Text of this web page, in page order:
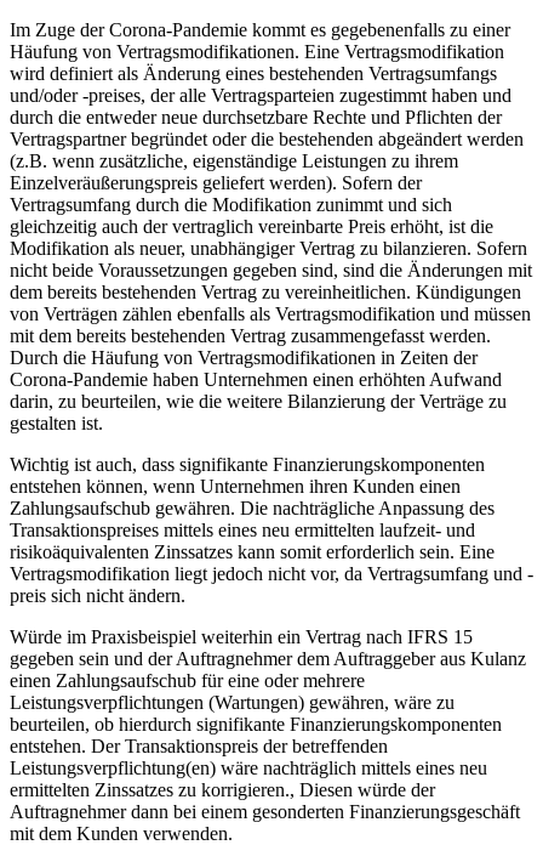
Im Zuge der Corona-Pandemie kommt es gegebenenfalls zu einer
Häufung von Vertragsmodifikationen. Eine Vertragsmodifikation
wird definiert als Änderung eines bestehenden Vertragsumfangs
und/oder -preises, der alle Vertragsparteien zugestimmt haben und
durch die entweder neue durchsetzbare Rechte und Pflichten der
Vertragspartner begründet oder die bestehenden abgeändert werden
(z.B. wenn zusätzliche, eigenständige Leistungen zu ihrem
Einzelveräußerungspreis geliefert werden). Sofern der
Vertragsumfang durch die Modifikation zunimmt und sich
gleichzeitig auch der vertraglich vereinbarte Preis erhöht, ist die
Modifikation als neuer, unabhängiger Vertrag zu bilanzieren. Sofern
nicht beide Voraussetzungen gegeben sind, sind die Änderungen mit
dem bereits bestehenden Vertrag zu vereinheitlichen. Kündigungen
von Verträgen zählen ebenfalls als Vertragsmodifikation und müssen
mit dem bereits bestehenden Vertrag zusammengefasst werden.
Durch die Häufung von Vertragsmodifikationen in Zeiten der
Corona-Pandemie haben Unternehmen einen erhöhten Aufwand
darin, zu beurteilen, wie die weitere Bilanzierung der Verträge zu
gestalten ist.
Wichtig ist auch, dass signifikante Finanzierungskomponenten
entstehen können, wenn Unternehmen ihren Kunden einen
Zahlungsaufschub gewähren. Die nachträgliche Anpassung des
Transaktionspreises mittels eines neu ermittelten laufzeit- und
risikoäquivalenten Zinssatzes kann somit erforderlich sein. Eine
Vertragsmodifikation liegt jedoch nicht vor, da Vertragsumfang und -
preis sich nicht ändern.
Würde im Praxisbeispiel weiterhin ein Vertrag nach IFRS 15
gegeben sein und der Auftragnehmer dem Auftraggeber aus Kulanz
einen Zahlungsaufschub für eine oder mehrere
Leistungsverpflichtungen (Wartungen) gewähren, wäre zu
beurteilen, ob hierdurch signifikante Finanzierungskomponenten
entstehen. Der Transaktionspreis der betreffenden
Leistungsverpflichtung(en) wäre nachträglich mittels eines neu
ermittelten Zinssatzes zu korrigieren., Diesen würde der
Auftragnehmer dann bei einem gesonderten Finanzierungsgeschäft
mit dem Kunden verwenden.